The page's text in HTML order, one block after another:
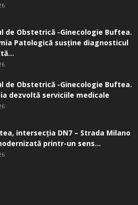
de Obstetrică -Ginecologie Buftea.
Patologică susţine diagnosticul
de Obstetrică -Ginecologie Buftea.
dezvoltă serviciile medicale
intersecţia DN7 – Strada Milano
printr-un sens...